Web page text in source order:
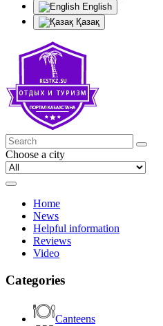
English
Қазақ
Choose a city
Home
News
Helpful information
Reviews
Video
Categories
Canteens